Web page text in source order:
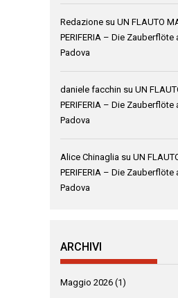
Redazione su UN FLAUTO
PERIFERIA – Die Zauberflöte
Padova
daniele facchin su UN
PERIFERIA – Die Zauberflöte
Padova
Alice Chinaglia su UN
PERIFERIA – Die Zauberflöte
Padova
ARCHIVI
Maggio 2026 (1)